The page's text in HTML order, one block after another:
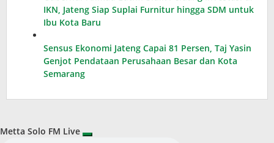
IKN, Jateng Siap Suplai Furnitur hingga SDM untuk
Ibu Kota Baru
Sensus Ekonomi Jateng Capai 81 Persen, Taj Yasin
Genjot Pendataan Perusahaan Besar dan Kota
Semarang
Metta Solo FM Live